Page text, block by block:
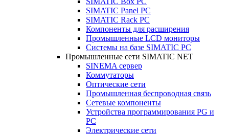
SIMATIC Panel PС
SIMATIC Rack PC
Компоненты для расширения
Промышленные LCD мониторы
Системы на базе SIMATIC PC
Промышленные сети SIMATIC NET
SINEMA сервер
Коммутаторы
Оптические сети
Промышленная беспроводная связь
Сетевые компоненты
Устройства программирования PG и
PC
Электрические сети